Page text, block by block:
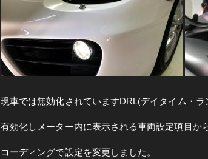
現車では無効化されていますDRL(デイタイム・
有効化しメーター内に表示される車両設定項目か
コーディングで設定を変更しました。